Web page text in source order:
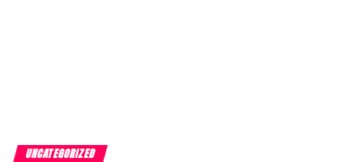
UNCATEGORIZED